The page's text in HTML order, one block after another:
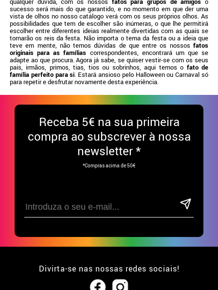
sucesso será mais do que garantido, e no momento em que der uma
vista de olhos no nosso catálogo verá com os seus próprios olhos. As
possibilidades que tem de escolher são inúmeras, o que lhe permitirá
escolher entre diferentes ideias realmente divertidas com as quais se
tornarão os reis da festa. Não importa o tema da festa ou a ideia que
teve em mente, não temos dúvidas de que entre os nossos fatos
originais para as famílias correspondentes, encontrará um que se
adapte ao que procura. Agora já sabe, se quiser vestir-se com os seus
pais, irmãos, primos, tias, tios ou sobrinhos, aqui temos o fato de
família perfeito para si. Estará ansioso pelo Halloween ou Carnaval só
para repetir e desfrutar novamente desta experiência.
Receba 5€ na sua primeira
compra ao subscrever à nossa
newsletter *
*Compras acima de 50€
Divirta-se nas nossas redes sociais!